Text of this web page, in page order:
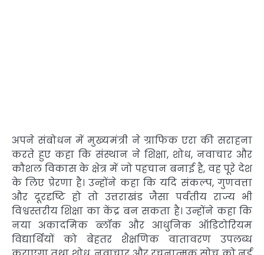
अपने संबोधन में मुख्यमंत्री ने ग्राफिक एरा की सराहना
करते हुए कहा कि संस्थान ने शिक्षा, शोध, नवाचार और
कौशल विकास के क्षेत्र में जो पहचान बनाई है, वह पूरे देश
के लिए प्रेरणा है। उन्होंने कहा कि यदि संकल्प, गुणवत्ता
और दूरदृष्टि हो तो उत्तराखंड जैसा पर्वतीय राज्य भी
विश्वस्तरीय शिक्षा का केंद्र बन सकता है। उन्होंने कहा कि
नया अकादमिक ब्लॉक और आधुनिक ऑडिटोरियम
विद्यार्थियों को बेहतर शैक्षणिक वातावरण उपलब्ध